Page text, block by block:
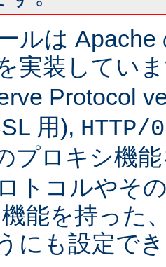
ルは
実装してい
Protocol
用), HTTP/
プロキシ機
トコルやそ
能を持った
にも設定で